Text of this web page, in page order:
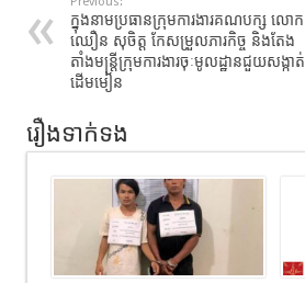
ក្នុងនាមប្រធានក្រុមការងារគណបក្ស លោក
ឈឿន សុចិត្ត កែសម្រួលភារកិច្ច និងតែង
តាំងមន្រ្តីក្រុមការងារចុៈមូលដ្ឋានជួយសង្កាត់
ដើមមៀន
រឿងទាក់ទង